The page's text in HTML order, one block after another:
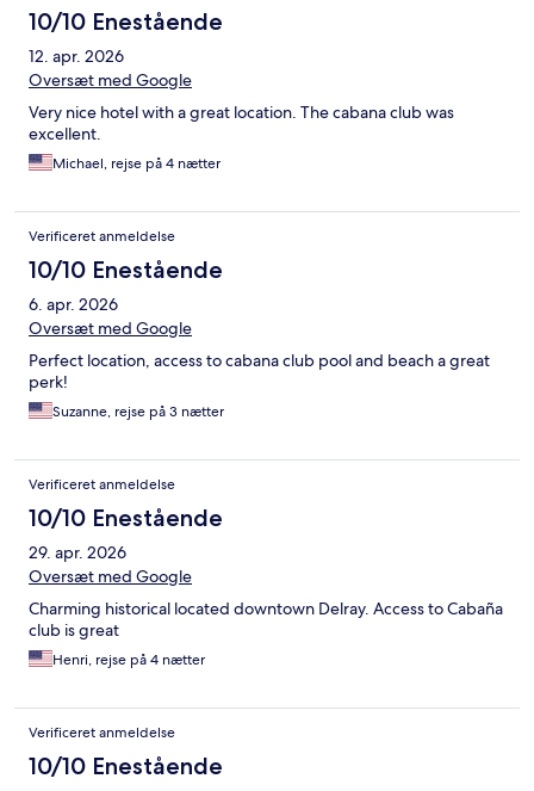
10/10 Enestående
12. apr. 2026
Oversæt med Google
Very nice hotel with a great location. The cabana club was
excellent.
Michael, rejse på 4 nætter
Verificeret anmeldelse
10/10 Enestående
6. apr. 2026
Oversæt med Google
Perfect location, access to cabana club pool and beach a great
perk!
Suzanne, rejse på 3 nætter
Verificeret anmeldelse
10/10 Enestående
29. apr. 2026
Oversæt med Google
Charming historical located downtown Delray. Access to Cabaña
club is great
Henri, rejse på 4 nætter
Verificeret anmeldelse
10/10 Enestående